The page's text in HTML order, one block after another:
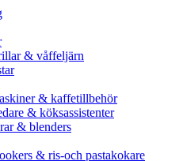
& våffeljärn
& kaffetillbehör
& köksassistenter
& blenders
& ris-och pastakokare